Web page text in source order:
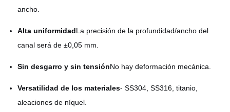
ancho.
Alta uniformidadLa precisión de la profundidad/ancho del
canal será de ±0,05 mm.
Sin desgarro y sin tensiónNo hay deformación mecánica.
Versatilidad de los materiales- SS304, SS316, titanio,
aleaciones de níquel.